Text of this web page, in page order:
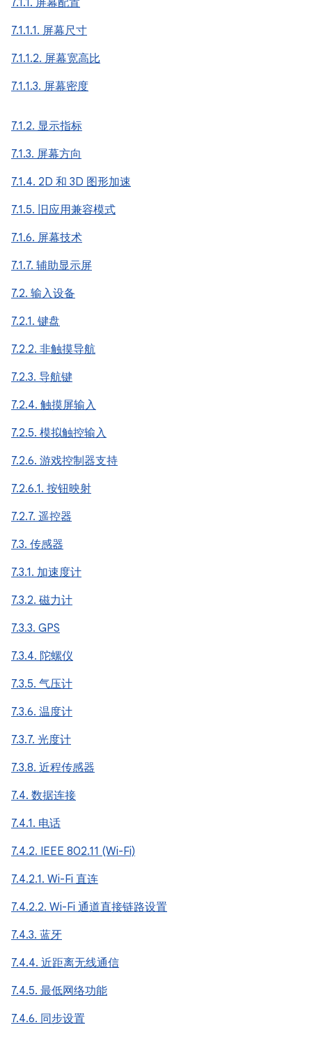
7.1.1. 屏幕配置
7.1.1.1. 屏幕尺寸
7.1.1.2. 屏幕宽高比
7.1.1.3. 屏幕密度
7.1.2. 显示指标
7.1.3. 屏幕方向
7.1.4. 2D 和 3D 图形加速
7.1.5. 旧应用兼容模式
7.1.6. 屏幕技术
7.1.7. 辅助显示屏
7.2. 输入设备
7.2.1. 键盘
7.2.2. 非触摸导航
7.2.3. 导航键
7.2.4. 触摸屏输入
7.2.5. 模拟触控输入
7.2.6. 游戏控制器支持
7.2.6.1. 按钮映射
7.2.7. 遥控器
7.3. 传感器
7.3.1. 加速度计
7.3.2. 磁力计
7.3.3. GPS
7.3.4. 陀螺仪
7.3.5. 气压计
7.3.6. 温度计
7.3.7. 光度计
7.3.8. 近程传感器
7.4. 数据连接
7.4.1. 电话
7.4.2. IEEE 802.11 (Wi-Fi)
7.4.2.1. Wi-Fi 直连
7.4.2.2. Wi-Fi 通道直接链路设置
7.4.3. 蓝牙
7.4.4. 近距离无线通信
7.4.5. 最低网络功能
7.4.6. 同步设置